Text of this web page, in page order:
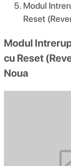
Modul
Reset
Modul
cu Reset
Noua